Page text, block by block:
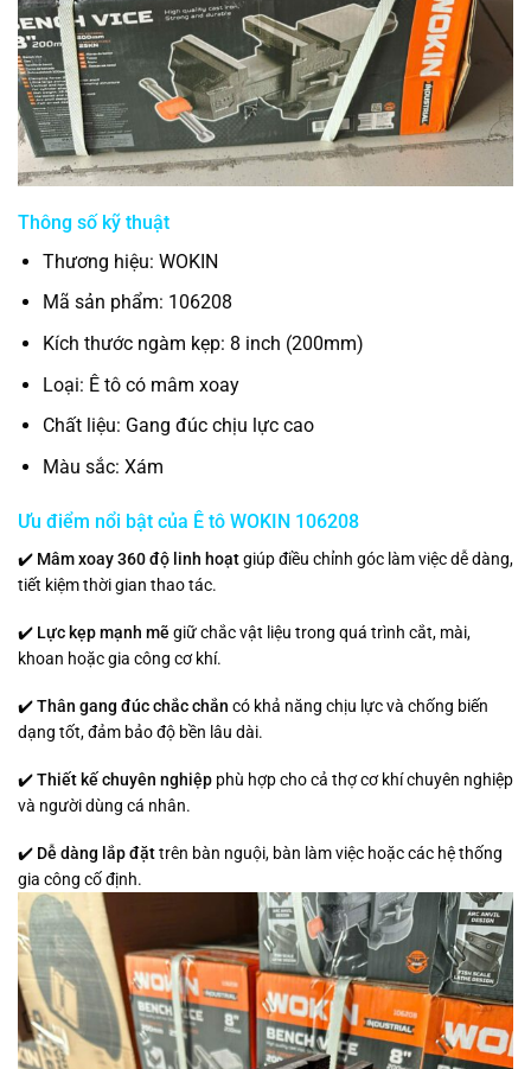
Thông số kỹ thuật
Thương hiệu: WOKIN
Mã sản phẩm: 106208
Kích thước ngàm kẹp: 8 inch (200mm)
Loại: Ê tô có mâm xoay
Chất liệu: Gang đúc chịu lực cao
Màu sắc: Xám
Ưu điểm nổi bật của Ê tô WOKIN 106208
✔️ Mâm xoay 360 độ linh hoạtgiúp điều chỉnh góc làm việc dễ dàng,
tiết kiệm thời gian thao tác.
✔️ Lực kẹp mạnh mẽ giữ chắc vật liệu trong quá trình cắt, mài,
khoan hoặc gia công cơ khí.
✔️Thân gang đúc chắc chắn có khả năng chịu lực và chống biến
dạng tốt, đảm bảo độ bền lâu dài.
✔️Thiết kế chuyên nghiệp phù hợp cho cả thợ cơ khí chuyên nghiệp
và người dùng cá nhân.
✔️ Dễ dàng lắp đặttrên bàn nguội, bàn làm việc hoặc các hệ thống
gia công cố định.